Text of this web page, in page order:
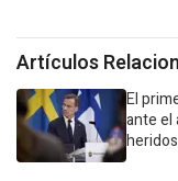
Artículos
El
ante el
heridos